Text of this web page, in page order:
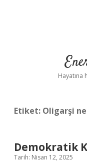
Etiket: Oligarşi
Demokratik
Tarih: Nisan 12, 2025